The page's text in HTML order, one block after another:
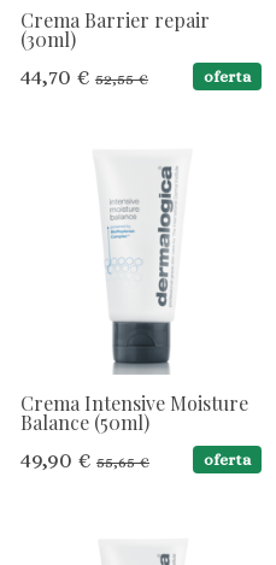
Crema Barrier repair
(30ml)
44,70 € 52,55 € oferta
Crema Intensive Moisture
Balance (50ml)
49,90 € 55,65 € oferta